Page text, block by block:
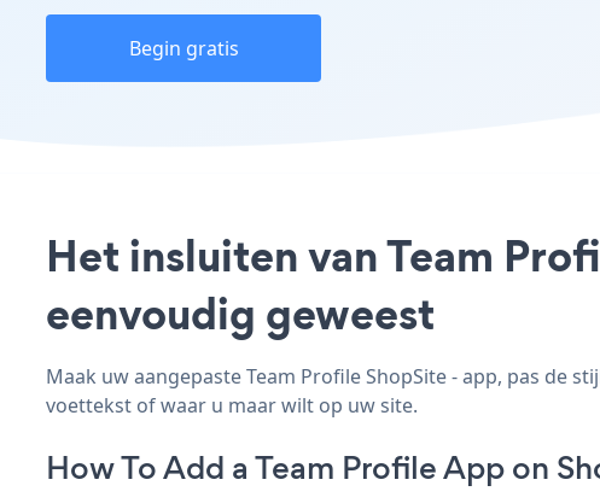
Begin gratis
Het insluiten van Team
eenvoudig geweest
Maak uw aangepaste Team Profile ShopSite - app, pas de
voettekst of waar u maar wilt op uw site.
How To Add a Team Profile App on